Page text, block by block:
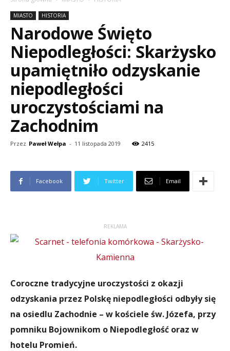
MIASTO HISTORIA
Narodowe Święto
Niepodległości: Skarżysko
upamiętniło odzyskanie
niepodległości
uroczystościami na
Zachodnim
Przez Paweł Wełpa - 11 listopada 2019 2415
Facebook Twitter Email
REKLAMA
Coroczne tradycyjne uroczystości z okazji
odzyskania przez Polskę niepodległości odbyły się
na osiedlu Zachodnie – w kościele św. Józefa, przy
pomniku Bojownikom o Niepodległość oraz w
hotelu Promień.